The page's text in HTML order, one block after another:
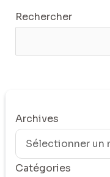
Rechercher
Archives
Catégories